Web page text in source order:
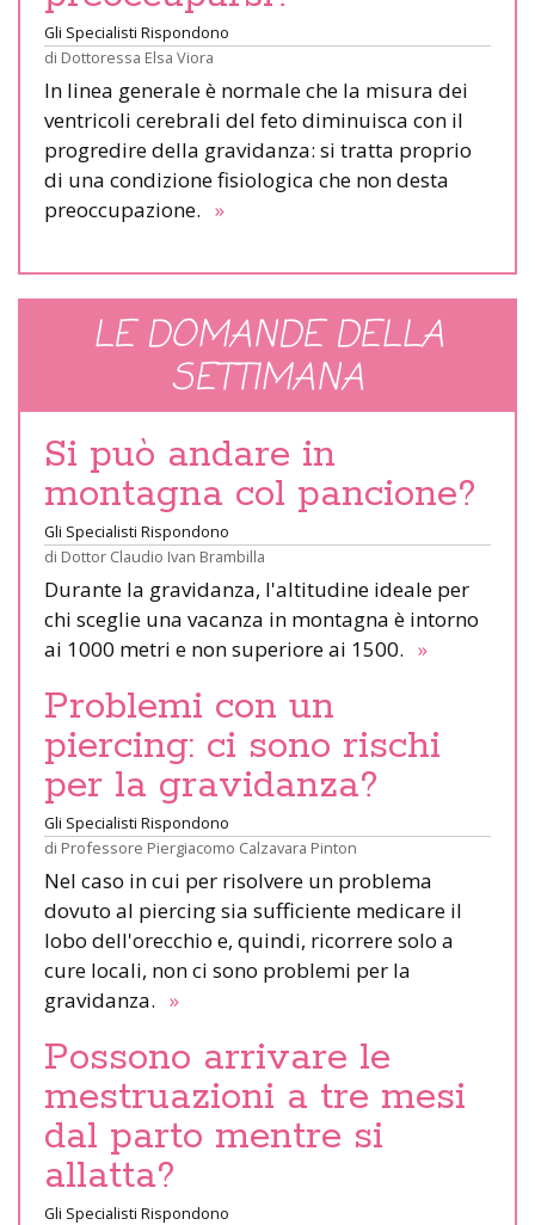
Gli Specialisti Rispondono
di Dottoressa Elsa Viora
In linea generale è normale che la misura dei
ventricoli cerebrali del feto diminuisca con il
progredire della gravidanza: si tratta proprio
di una condizione fisiologica che non desta
preoccupazione. »
LE DOMANDE DELLA
SETTIMANA
Si può andare in
montagna col pancione?
Gli Specialisti Rispondono
di Dottor Claudio Ivan Brambilla
Durante la gravidanza, l'altitudine ideale per
chi sceglie una vacanza in montagna è intorno
ai 1000 metri e non superiore ai 1500. »
Problemi con un
piercing: ci sono rischi
per la gravidanza?
Gli Specialisti Rispondono
di Professore Piergiacomo Calzavara Pinton
Nel caso in cui per risolvere un problema
dovuto al piercing sia sufficiente medicare il
lobo dell'orecchio e, quindi, ricorrere solo a
cure locali, non ci sono problemi per la
gravidanza. »
Possono arrivare le
mestruazioni a tre mesi
dal parto mentre si
allatta?
Gli Specialisti Rispondono